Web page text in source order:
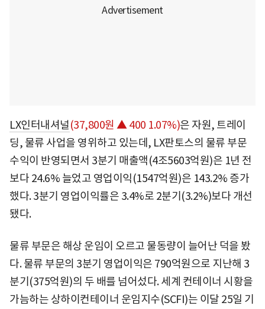
LX인터내셔널(37,800원 ▲ 400 1.07%)은 자원, 트레이
딩, 물류 사업을 영위하고 있는데, LX판토스의 물류 부문
수익이 반영되면서 3분기 매출액(4조5603억원)은 1년 전
보다 24.6% 늘었고 영업이익(1547억원)은 143.2% 증가
했다. 3분기 영업이익률은 3.4%로 2분기(3.2%)보다 개선
됐다.
물류 부문은 해상 운임이 오르고 물동량이 늘어난 덕을 봤
다. 물류 부문의 3분기 영업이익은 790억원으로 지난해 3
분기(375억원)의 두 배를 넘어섰다. 세계 컨테이너 시황을
가늠하는 상하이컨테이너 운임지수(SCFI)는 이달 25일 기